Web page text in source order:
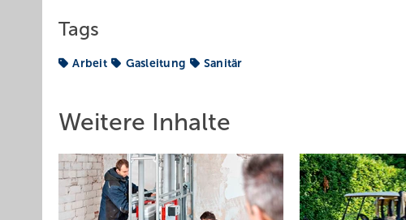
Tags
Arbeit Gasleitung Sanitär
Weitere Inhalte